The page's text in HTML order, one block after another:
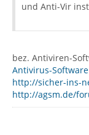
und Anti-Vir
bez. Antiviren-
Antivirus-
http://sicher-ins-
http://agsm.de/